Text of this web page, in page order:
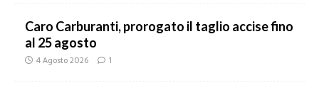
Caro Carburanti, prorogato il taglio accise fino
al 25 agosto
4 Agosto 2026 1